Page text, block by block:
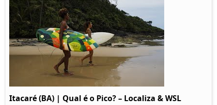
Itacaré (BA) | Qual é o Pico? – Localiza & WSL​​